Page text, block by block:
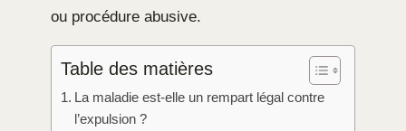
ou procédure abusive.
Table des matières
La maladie est-elle un rempart légal contre
l’expulsion ?